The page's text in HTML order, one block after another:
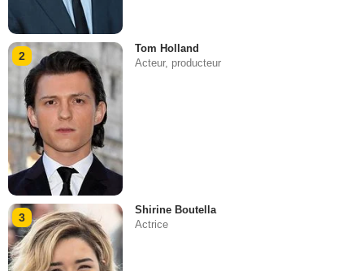
2
Tom Holland
Acteur, producteur
3
Shirine Boutella
Actrice